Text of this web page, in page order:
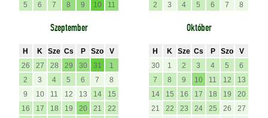
5
6 7 8 9 10 11
2
3 4 5 6 7 8
Szeptember
H K Sze Cs P Szo
V
26
27 28 29 30 31
1
2
3 4 5 6 7
8
9
10 11 12 13 14
15
16
17 18 19 20 21
22
Október
H K Sze Cs P Szo
V
30
1 2 3 4 5
6
7
8 9 10 11 12
13
14
15 16 17 18 19
20
21
22 23 24 25 26
27